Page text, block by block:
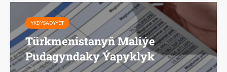
YKDYSADYÝET
Türkmenistanyň Maliýe
Pudagyndaky Ýapyklyk